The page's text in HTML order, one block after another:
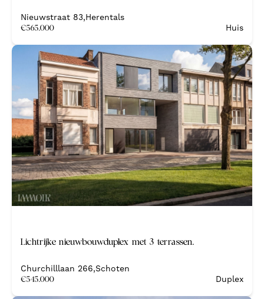
Nieuwstraat 83,Herentals
€565.000 Huis
Nieuwbouw
Lichtrijke nieuwbouwduplex met 3 terrassen.
Churchilllaan 266,Schoten
€545.000 Duplex